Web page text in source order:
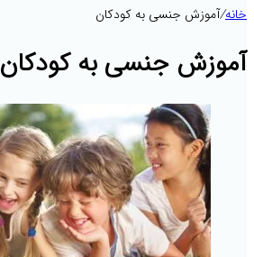
خانه/آموزش جنسی به کودکان
آموزش جنسی به کودکان